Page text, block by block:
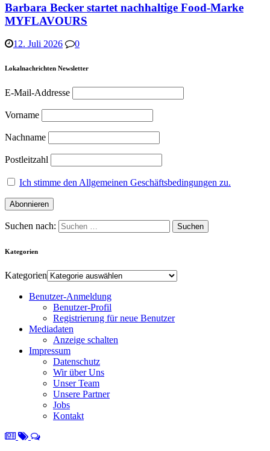
Barbara Becker startet nachhaltige Food-Marke
MYFLAVOURS
12. Juli 2026 0
Lokalnachrichten Newsletter
E-Mail-Addresse
Vorname
Nachname
Postleitzahl
Ich stimme den Allgemeinen Geschäftsbedingungen zu.
Suchen nach:
Kategorien
Kategorien
Benutzer-Anmeldung
Benutzer-Profil
Registrierung für neue Benutzer
Mediadaten
Anzeige schalten
Impressum
Datenschutz
Wir über Uns
Unser Team
Unsere Partner
Jobs
Kontakt